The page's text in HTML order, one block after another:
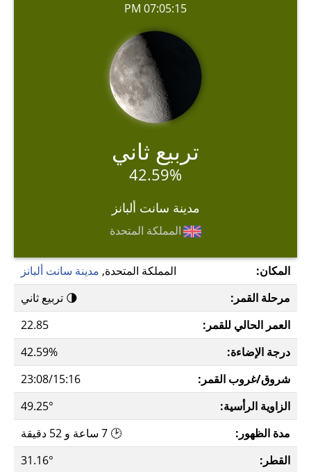
07:05:15 PM
تربيع ثاني
42.59%
مدينة سانت ألبانز
المملكة المتحدة
المكان: المملكة المتحدة, مدينة سانت ألبانز
مرحلة القمر:
🌗 تربيع ثاني
العمر الحالي للقمر:
22.85
درجة الإضاءة:
42.59%
شروق/غروب القمر:
23:08/15:16
الزاوية الرأسية:
49.25°
مدة الظهور:
🕑 7 ساعة و 52 دقيقة
القطر:
31.16°